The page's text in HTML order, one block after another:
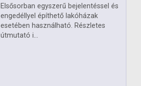
Elsősorban egyszerű bejelentéssel és
engedéllyel építhető lakóházak
esetében használható. Részletes
útmutató i...